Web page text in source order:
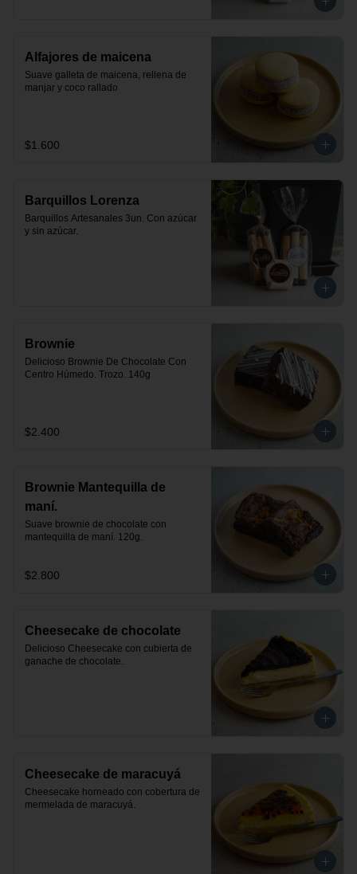
Alfajores de maicena
Suave galleta de maicena, rellena de
manjar y coco rallado
$1.600
Barquillos Lorenza
Barquillos Artesanales 3un. Con azúcar
y sin azúcar.
Brownie
Delicioso Brownie De Chocolate Con
Centro Húmedo. Trozo. 140g
$2.400
Brownie Mantequilla de
maní.
Suave brownie de chocolate con
mantequilla de maní. 120g.
$2.800
Cheesecake de chocolate
Delicioso Cheesecake con cubierta de
ganache de chocolate.
Cheesecake de maracuyá
Cheesecake horneado con cobertura de
mermelada de maracuyá.